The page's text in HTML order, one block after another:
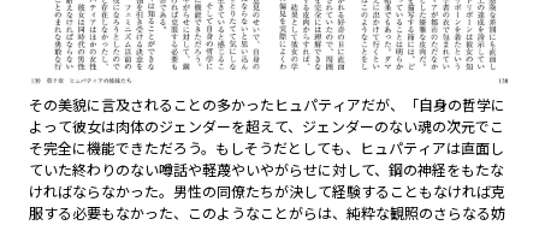
その美貌に言及されることの多かったヒュパティアだが、「自身の哲学に
よって彼女は肉体のジェンダーを超えて、ジェンダーのない魂の次元でこ
そ完全に機能できただろう。もしそうだとしても、ヒュパティアは直面し
ていた終わりのない噂話や軽蔑やいやがらせに対して、鋼の神経をもたな
ければならなかった。男性の同僚たちが決して経験することもなければ克
服する必要もなかった、このようなことがらは、純粋な観照のさらなる妨